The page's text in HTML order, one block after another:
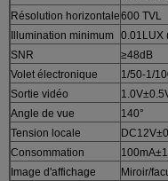
Résolution horizontale600 TVL
Illumination minimum 0.01LUX
SNR
≥48dB
Volet électronique
1/50-1/
Sortie vidéo
Angle de vue
140°
Tension locale
Consommation
Image d'affichage
Miroir/